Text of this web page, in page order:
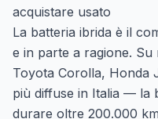
acquistare usato
La batteria ibrida è il
e in parte a ragione. Su
Toyota Corolla, Honda
più diffuse in Italia — la
durare oltre 200.000